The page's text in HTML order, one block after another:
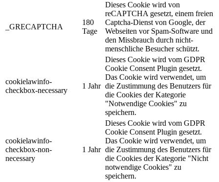
_GRECAPTCHA
180
Tage
Dieses Cookie wird von
reCAPTCHA gesetzt, einem freien
Captcha-Dienst von Google, der
Webseiten vor Spam-Software und
den Missbrauch durch nicht-
menschliche Besucher schützt.
cookielawinfo-
checkbox-necessary
1 Jahr
Dieses Cookie wird vom GDPR
Cookie Consent Plugin gesetzt.
Das Cookie wird verwendet, um
die Zustimmung des Benutzers für
die Cookies der Kategorie
"Notwendige Cookies" zu
speichern.
cookielawinfo-
checkbox-non-
necessary
1 Jahr
Dieses Cookie wird vom GDPR
Cookie Consent Plugin gesetzt.
Das Cookie wird verwendet, um
die Zustimmung des Benutzers für
die Cookies der Kategorie "Nicht
notwendige Cookies" zu
speichern.